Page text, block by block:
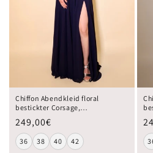
Chiffon Abendkleid floral
bestickter Corsage,
Rückenschnürung und
Beinschlitz, dunkelblau
249,00€
36 38 40 42